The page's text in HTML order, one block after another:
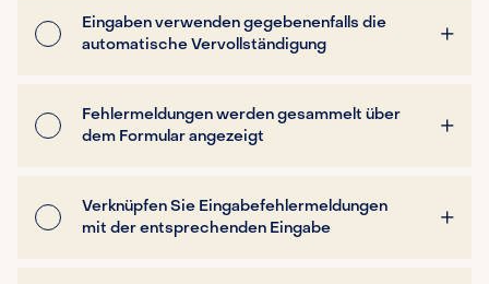
Eingaben verwenden gegebenenfalls die
automatische Vervollständigung
Fehlermeldungen werden gesammelt über
dem Formular angezeigt
Verknüpfen Sie Eingabefehlermeldungen
mit der entsprechenden Eingabe